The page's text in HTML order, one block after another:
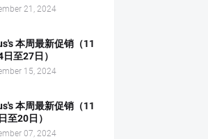
21, 2024
本周最新促销（11
日至27日）
15, 2024
本周最新促销（11
至20日）
07, 2024